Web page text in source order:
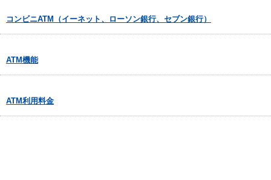
コンビニATM（イーネット、ローソン銀行、セブン銀行）
ATM機能
ATM利用料金